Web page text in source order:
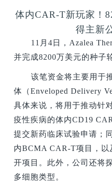
体内CAR-T新玩家！
得主新
11 月4日，Azalea
并完成8200万美元的种子
该笔资金将主要用于
体（Enveloped Delivery
具体来说，将用于推动针
疫性疾病的体内CD19
提交新药临床试验申请；
内BCMA CAR-T项目，以
开项目。此外，公司还将
多细胞类型。